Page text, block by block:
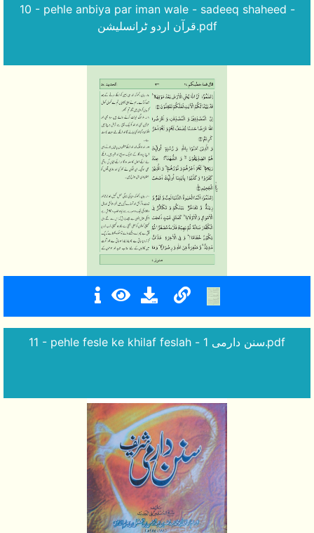
10 - pehle anbiya par iman wale - sadeeq shaheed -
قرآن اردو ٹرانسلیشن.pdf
11 - pehle fesle ke khilaf feslah - سنن دارمی 1.pdf